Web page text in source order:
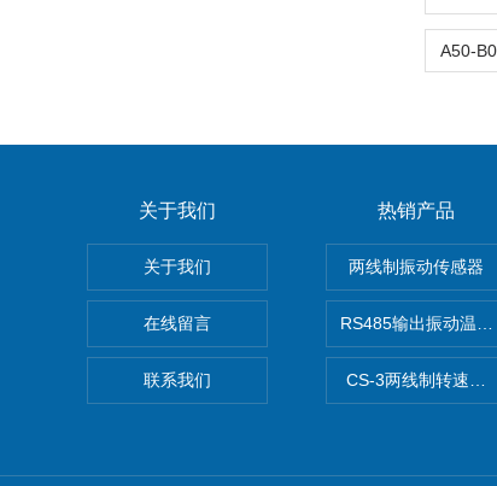
关于我们
关于我们
在线留言
联系我们
热销产品
两线制振动传感器
RS485输出振动温度
CS-3两线制转速传